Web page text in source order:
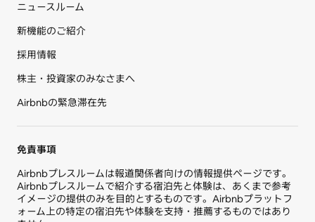
ニュースルーム
新機能のご紹介
採用情報
株主・投資家のみなさまへ
Airbnbの緊急滞在先
免責事項
Airbnbプレスルームは報道関係者向けの情報提供ページです。
Airbnbプレスルームで紹介する宿泊先と体験は、あくまで参考
イメージの提供のみを目的とするものです。Airbnbプラットフ
ォーム上の特定の宿泊先や体験を支持・推薦するものではあり